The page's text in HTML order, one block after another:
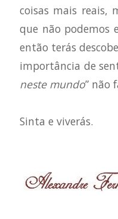
coisas mais reais,
que não podemos
então terás
importância de
neste mundo” não
Sinta e viverás.